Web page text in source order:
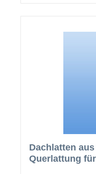
Dachlatten
Querlattung